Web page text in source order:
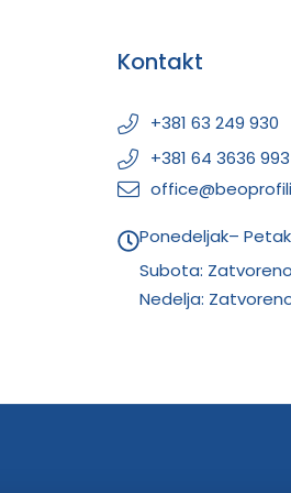
Kontakt
+381 63 249 930
+381 64 3636 993
Ponedeljak–
Subota: Zatvoreno
Nedelja: